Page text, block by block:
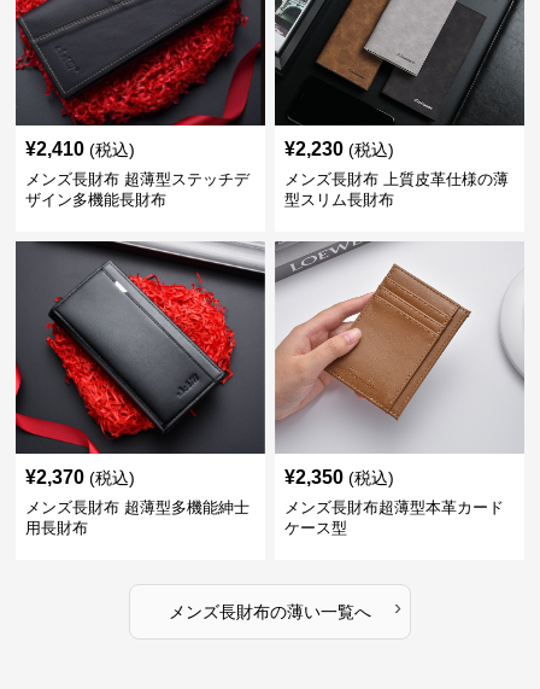
¥2,410 (税込)
メンズ長財布 超薄型ステッチデ
ザイン多機能長財布
¥2,230 (税込)
メンズ長財布 上質皮革仕様の薄
型スリム長財布
¥2,370 (税込)
メンズ長財布 超薄型多機能紳士
用長財布
¥2,350 (税込)
メンズ長財布超薄型本革カード
ケース型
メンズ長財布の薄い一覧へ ›